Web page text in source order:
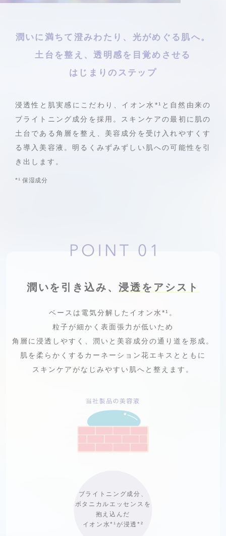
潤いに満ちて澄みわたり、光がめぐる肌へ。
土台を整え、透明感を目覚めさせる
はじまりのステップ
浸透性と肌実感にこだわり、 イオン水 *¹ と自然由来の
ブライトニング成分 を採用。スキンケアの最初に肌の
土台である角層を整え、美容成分を受け入れやすくす
る導入美容液。明るくみずみずしい肌への可能性を引
き出します。
*¹ 保湿成分
潤いを引き込み、浸透をアシスト
ベースは電気分解したイオン水*¹ 。
粒子が細かく表面張力が低いため
角層に浸透しやすく、 潤いと美容成分の通り道を形成 。
肌を柔らかくするカーネーション花エキスとともに
スキンケアがなじみやすい肌へと整えます。
ブライトニング成分、
ボタニカルエッセンスを
抱え込んだ
イオン水*¹が浸透 *²